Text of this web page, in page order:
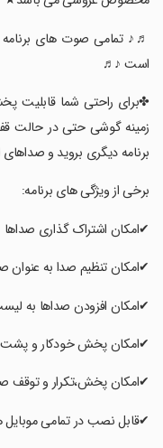
است ♪♬
‏✤برای راحتی شما قابلیت
زمینه گوشی حتی در حالت
برنامه دیگری بروید و
‏برخی از ویژگی های برنامه:
‏✔امکان اشتراک گذاری صداها
‏✔امکان تنظیم صدا به
‏✔امکان افزودن صداها به
‏✔امکان پخش خودکار و
‏✔امکان پخش،تکرار و توقف
‏✔قابل نصب در تمامی موبایل های